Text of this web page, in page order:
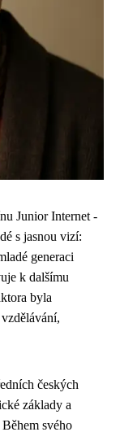
Junior Internet -
s jasnou vizí:
generaci
k dalšímu
byla
českých
základy a
svého